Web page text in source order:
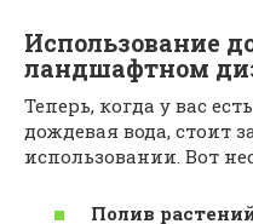
Использование
ландшафтном
Теперь, когда у вас
дождевая вода, стоит
использовании. Вот
Полив